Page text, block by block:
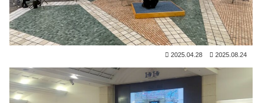
2025.04.28 2025.08.24